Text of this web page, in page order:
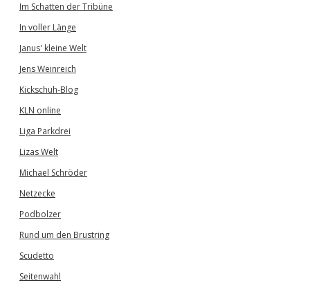
Im Schatten der Tribüne
In voller Länge
Janus' kleine Welt
Jens Weinreich
Kickschuh-Blog
KLN online
Liga Parkdrei
Lizas Welt
Michael Schröder
Netzecke
Podbolzer
Rund um den Brustring
Scudetto
Seitenwahl